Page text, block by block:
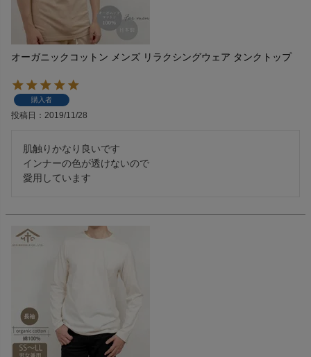
オーガニックコットン メンズ リラクシングウェア タンクトップ
購入者
投稿日 2019/11/28
肌触りかなり良いです
インナーの色が透けないので
愛用しています